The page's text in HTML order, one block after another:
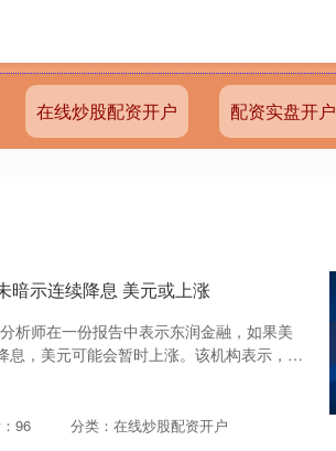
在线炒股配资开户 配资实盘开户
暗示连续降息 美元或上涨
析师在一份报告中表示东润金融，如果美
息，美元可能会暂时上涨。该机构表示，继
96 分类：在线炒股配资开户